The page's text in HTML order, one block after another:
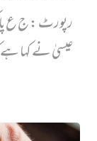
رپورٹ : ج ع
عیسیٰ نے کہا